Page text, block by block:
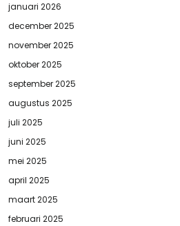
januari 2026
december 2025
november 2025
oktober 2025
september 2025
augustus 2025
juli 2025
juni 2025
mei 2025
april 2025
maart 2025
februari 2025